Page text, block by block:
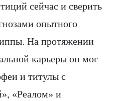
сейчас и сверить
опытного
На протяжении
карьеры он мог
и титулы с
«Реалом» и